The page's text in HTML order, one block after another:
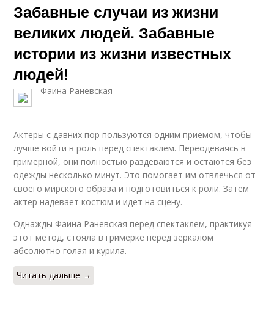
Забавные случаи из жизни
великих людей. Забавные
истории из жизни известных
людей!
Фаина Раневская
Актеры с давних пор пользуются одним приемом, чтобы
лучше войти в роль перед спектаклем. Переодеваясь в
гримерной, они полностью раздеваются и остаются без
одежды несколько минут. Это помогает им отвлечься от
своего мирского образа и подготовиться к роли. Затем
актер надевает костюм и идет на сцену.
Однажды Фаина Раневская перед спектаклем, практикуя
этот метод, стояла в гримерке перед зеркалом
абсолютно голая и курила.
Читать дальше →